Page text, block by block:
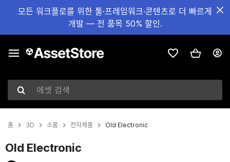
모든 워크플로를 위한 툴·프레임워크·콘텐츠로 더 빠르게
개발 — 전 품목 50% 할인.
에셋 검색
홈 3D 소품 전자제품 Old Electronic
Old Electronic